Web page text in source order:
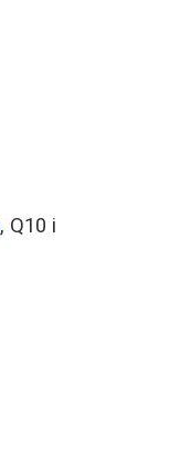
, Q10 i